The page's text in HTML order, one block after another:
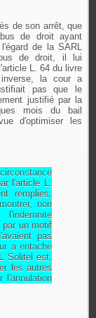
de son arrêt, que
de droit ayant
de la SARL
de droit, il lui
L. 64 du livre
inverse, la cour a
pas que le
justifié par la
mois du bail
d'optimiser les
l'article L.
remplies,
non
l'indemnité
par un motif
pas
a entaché
Solitel est,
les autres
l'annulation